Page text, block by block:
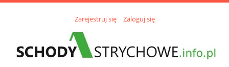
Zarejestruj się Zaloguj się